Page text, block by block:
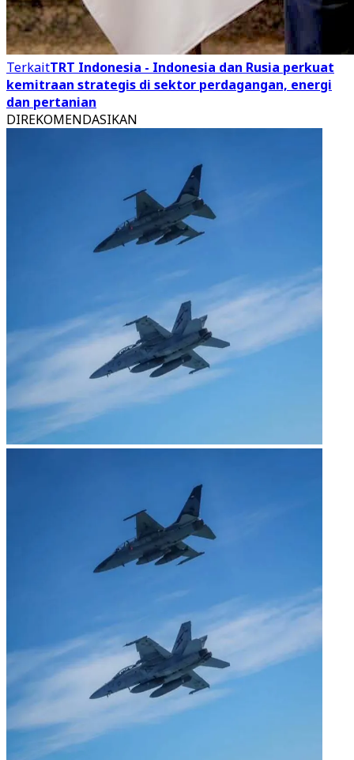
TerkaitTRT Indonesia - Indonesia dan Rusia perkuat
kemitraan strategis di sektor perdagangan, energi
dan pertanian
DIREKOMENDASIKAN